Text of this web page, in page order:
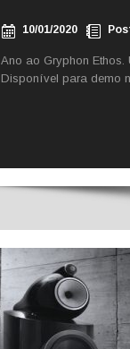
10/01/2020
Ano ao Gryphon Ethos.
Disponível para demo